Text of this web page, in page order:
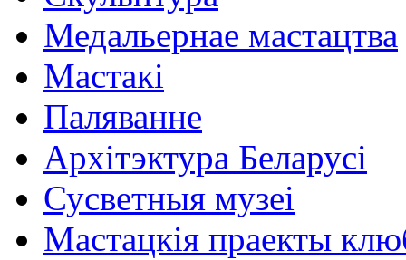
Медальернае мастацтва
Мастакі
Паляванне
Архітэктура Беларусі
Сусветныя музеі
Мастацкія праекты